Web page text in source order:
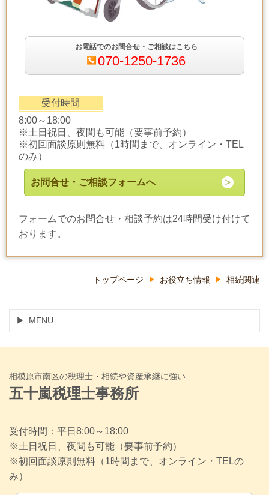
お電話でのお問合せ・ご相談はこちら
070-1250-1736
受付時間
8:00～18:00
※土日祝日、夜間も可能（要事前予約）
※初回面談原則無料（1時間まで、オンライン・TEL
のみ）
お問合せ・ご相談フォームへ
フォームでのお問合せ・相談予約は24時間受け付けて
おります。
トップページ お役立ち情報 相続関連
MENU
相模原市南区の税理士・相続や資産承継に強い
五十嵐税理士事務所
受付時間：平日8:00～18:00
※土日祝日、夜間も可能（要事前予約）
※初回面談原則無料（1時間まで、オンライン・TELの
み）